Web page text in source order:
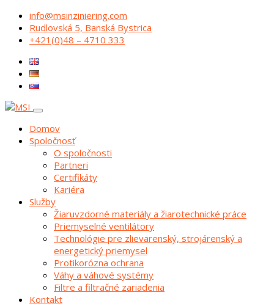
info@msinziniering.com
Rudlovská 5, Banská Bystrica
+421(0)48 – 4710 333
Domov
Spoločnosť
O spoločnosti
Partneri
Certifikáty
Kariéra
Služby
Žiaruvzdorné materiály a žiarotechnické práce
Priemyselné ventilátory
Technológie pre zlievarenský, strojárenský a
energetický priemysel
Protikorózna ochrana
Váhy a váhové systémy
Filtre a filtračné zariadenia
Kontakt